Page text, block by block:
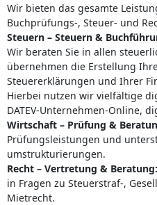
Wir bieten das gesamte
Buchprüfungs-, Steuer- und
Steuern – Steuern &
Wir beraten Sie in allen
übernehmen die Erstellung
Steuer­erklärungen und Ihrer
Hierbei nutzen wir vielfältige
DATEV-Unternehmen-Online,
Wirtschaft – Prüfung &
Prüfungsleistungen und
umstruk­turierungen.
Recht – Vertretung & Beratung:
in Fragen zu Steuerstraf-,
Mietrecht.